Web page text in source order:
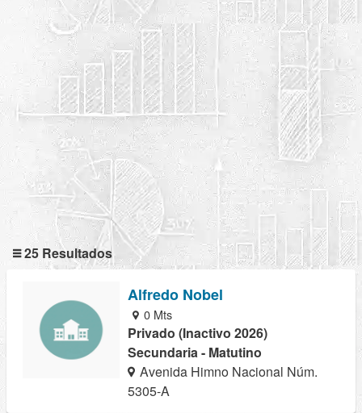
25 Resultados
Alfredo Nobel
0 Mts
Privado (Inactivo 2026)
Secundaria - Matutino
Avenida Himno Nacional Núm.
5305-A